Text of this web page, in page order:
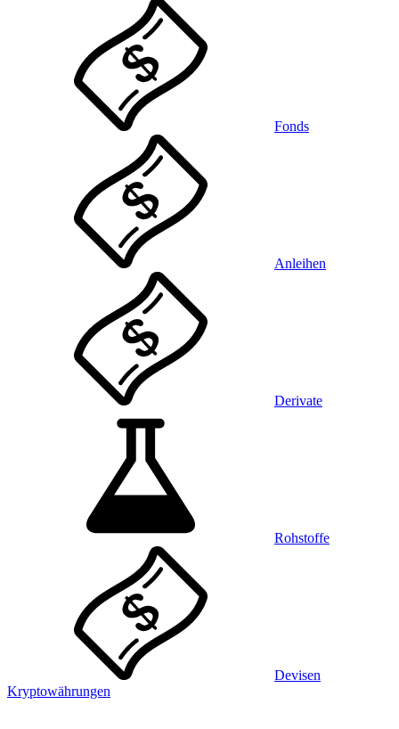
Fonds
Anleihen
Derivate
Rohstoffe
Devisen
Kryptowährungen